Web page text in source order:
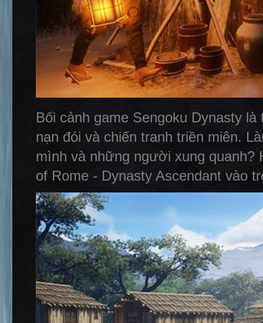
Bối cảnh game Sengoku Dynasty
nạn đói và chiến tranh triền miên.
mình và những người xung quanh?
of Rome - Dynasty Ascendant vào